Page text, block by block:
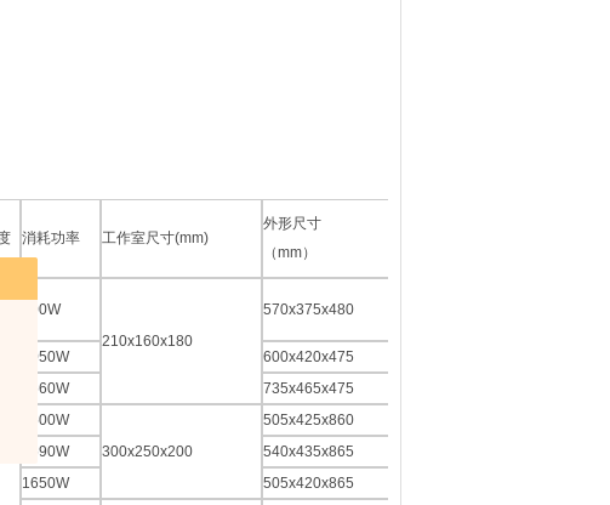
消耗功率 工作室尺寸(mm)
外形尺寸
（mm）
900W
210x160x180
570x375x480
1050W
600x420x475
1660W 735x465x475
1500W
300x250x200
505x425x860
1590W
540x435x865
1650W
505x420x865